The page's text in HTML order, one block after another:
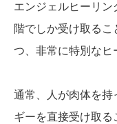
エンジェルヒーリ
階でしか受け取る
つ、非常に特別なヒ
通常、人が肉体を持
ギーを直接受け取る